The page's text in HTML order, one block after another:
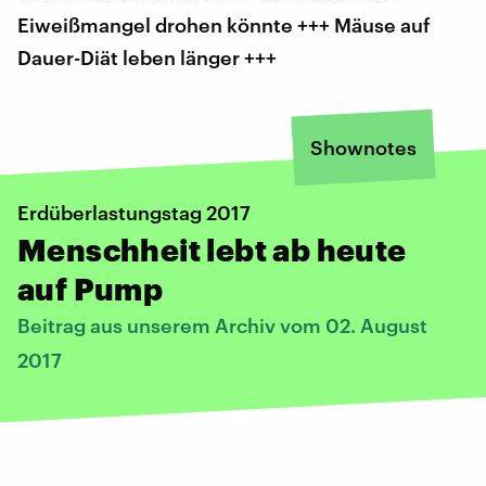
Eiweißmangel drohen könnte +++ Mäuse auf
Dauer-Diät leben länger +++
Shownotes
Erdüberlastungstag 2017
Menschheit lebt ab heute
auf Pump
Beitrag aus unserem Archiv vom 02. August
2017